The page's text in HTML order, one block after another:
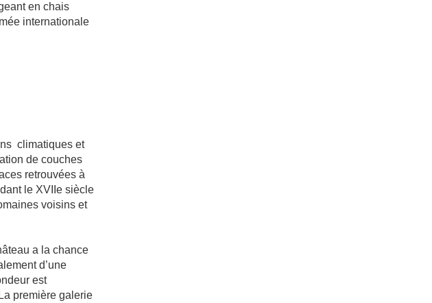
en chais
internationale
climatiques et
de couches
retrouvées à
le XVIIe siècle
voisins et
a la chance
d’une
est
première galerie